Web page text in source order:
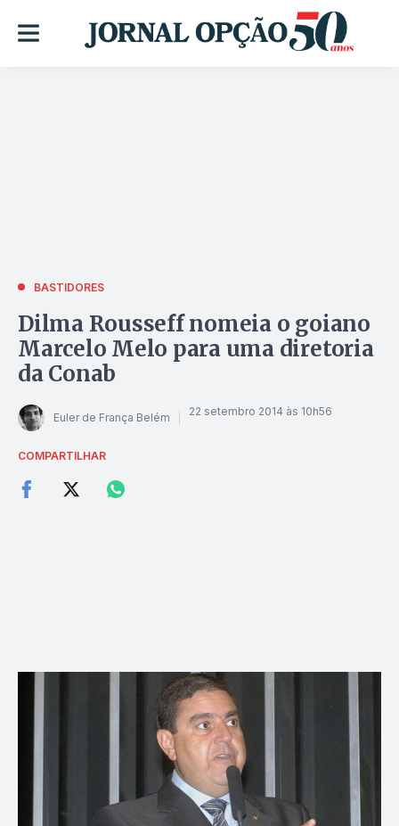
BASTIDORES
Dilma Rousseff nomeia o goiano
Marcelo Melo para uma diretoria
da Conab
Euler de França Belém 22 setembro 2014 às 10h56
COMPARTILHAR